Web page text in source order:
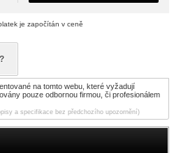
je započítán v ceně
?
na tomto webu, které vyžadují
pouze odbornou firmou, či profesionálem
a specifikace bez předchozího upozornění)